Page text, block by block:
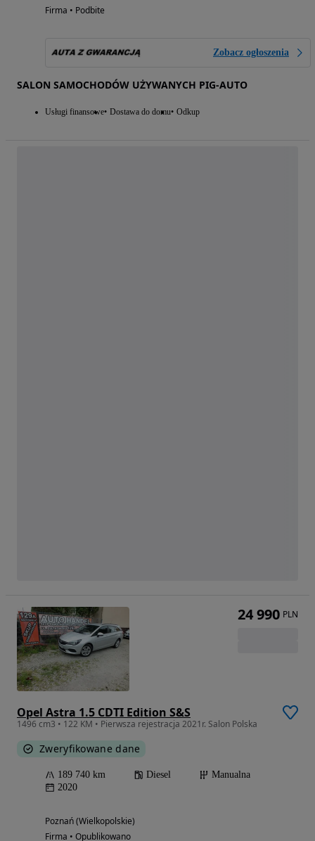
Firma • Podbite
Zobacz ogłoszenia
SALON SAMOCHODÓW UŻYWANYCH PIG-AUTO
Usługi finansowe Dostawa do domu Odkup
Opel Astra 1.5 CDTI Edition S&S
1496 cm3 • 122 KM • Pierwsza rejestracja 2021r. Salon Polska
Zweryfikowane dane
189 740 km Diesel
Manualna
2020
Poznań (Wielkopolskie)
Firma • Opublikowano
24 990 PLN